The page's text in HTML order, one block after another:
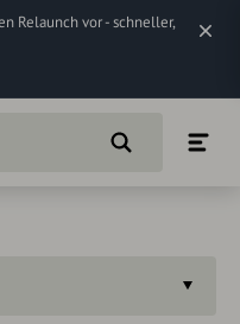
Relaunch vor - schneller,